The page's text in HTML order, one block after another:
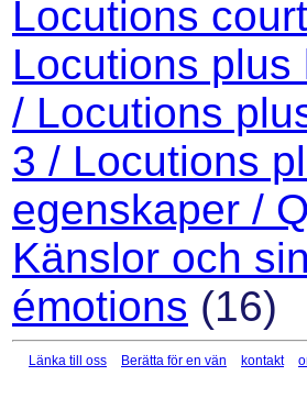
Locutions
Locutions plus
/ Locutions
3 / Locutions
egenskaper /
Känslor och
émotions (16)
Länka till oss Berätta för en vän kontakt